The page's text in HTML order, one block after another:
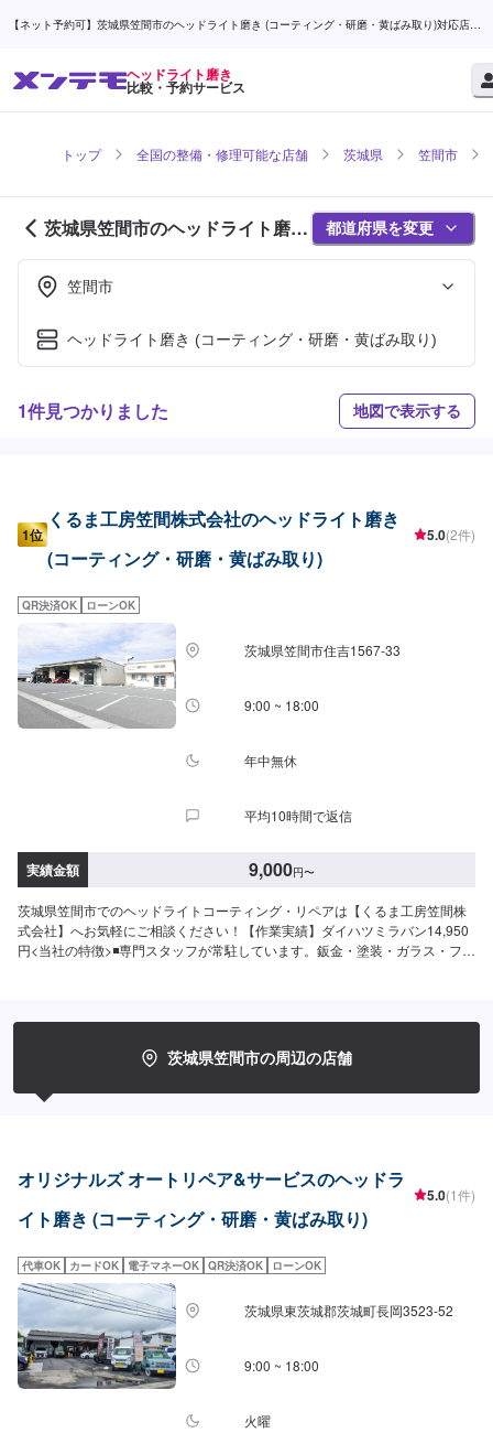
【ネット予約可】茨城県笠間市のヘッドライト磨き (コーティング・研磨・黄ばみ取り)対応店舗
ヘッドライト磨き
比較・予約サービス
トップ 全国の整備・修理可能な店舗 茨城県 笠間市
茨城県笠間市のヘッドライト磨き
対応店舗紹介 (1ページ目)
都道府県を変更
笠間市
ヘッドライト磨き (コーティング・研磨・黄ばみ取り)
1件見つかりました 地図で表示する
1位
くるま工房笠間株式会社のヘッドライト磨き
(コーティング・研磨・黄ばみ取り)
5.0(2件)
QR決済OK ローンOK
茨城県笠間市住吉1567-33
9:00 ~ 18:00
年中無休
平均10時間で返信
実績金額 9,000円〜
茨城県笠間市でのヘッドライトコーティング・リペアは【くるま工房笠間株
式会社】へお気軽にご相談ください！【作業実績】ダイハツミラバン14,950
円<当社の特徴>◾専門スタッフが常駐しています。鈑金・塗装・ガラス・フィ
す！お客様のご要望に併せて中古部品も準備できるのでなんていっても低価
格です。<お客様のご予算やご希望の時間に応じてプランをご提案！>★お安
ぞ！【1】オファーにてお問い合わせ【2】お見積り【3】お見積りにご納得
す。予めご了承ください。-----代車について-----代車をご用意しています。お
車の作業中は代車をご利用ください。※代車の燃料代はお客様にご負担いただ
いております。-----ご来店時の注意、受付方法-----入庫の際はお気をつけてお
越しください。駐車スペースは事務所前の空いているスペースに駐車してく
ご案内いたします。【定休日・営業時間】定休日：年中無休（大型連休のみ
休み）営業時間：9:00~18:00
茨城県笠間市の周辺の店舗
オリジナルズ オートリペア&サービスのヘッドラ
イト磨き (コーティング・研磨・黄ばみ取り)
5.0(1件)
代車OK カードOK 電子マネーOK QR決済OK ローンOK
茨城県東茨城郡茨城町長岡3523-52
9:00 ~ 18:00
火曜